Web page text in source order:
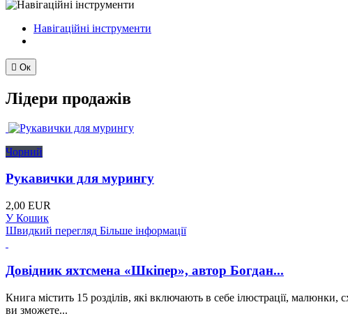
Навігаційні інструменти
 Ок
Лідери продажів
Чорний
Рукавички для мурингу
2,00 EUR
У Кошик
Швидкий перегляд Більше інформації
Довідник яхтсмена «Шкіпер», автор Богдан...
Книга містить 15 розділів, які включають в себе ілюстрації,
ви зможете...